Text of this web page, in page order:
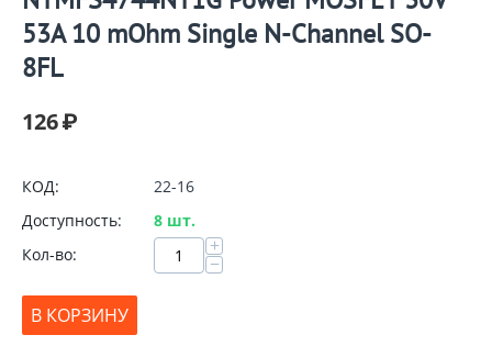
53A 10 mOhm Single N-Channel SO-
8FL
126₽
КОД:
22-16
Доступность:
8 шт.
Кол-во:
+
−
В КОРЗИНУ